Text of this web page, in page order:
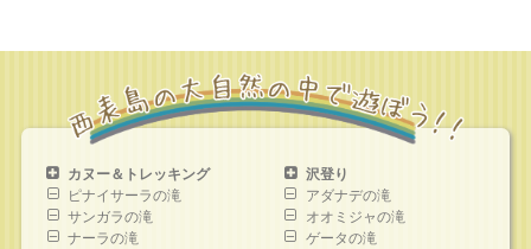
カヌー＆トレッキング
ピナイサーラの滝
サンガラの滝
ナーラの滝
沢登り
アダナデの滝
オオミジャの滝
ゲータの滝